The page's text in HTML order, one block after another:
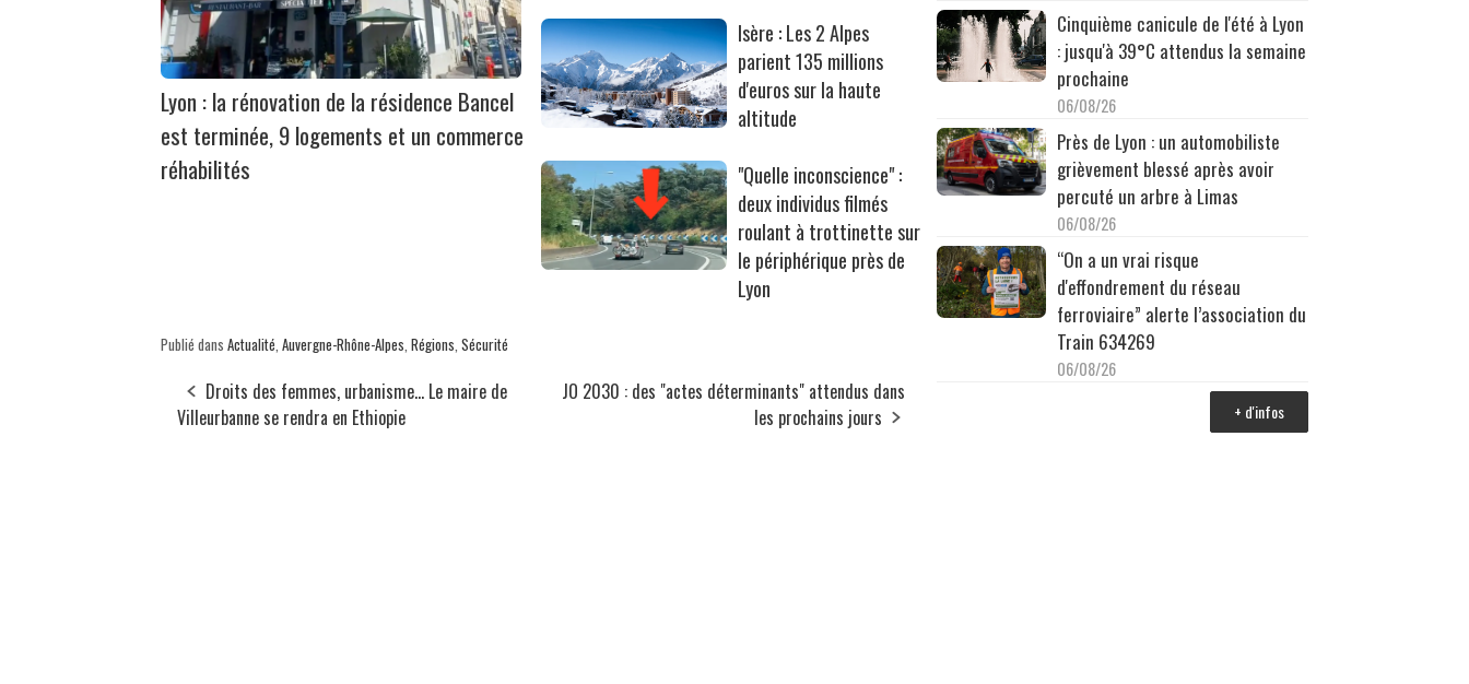
Lyon : la rénovation de la résidence Bancel
est terminée, 9 logements et un commerce
réhabilités
Isère : Les 2 Alpes
parient 135 millions
d'euros sur la haute
altitude
"Quelle inconscience" :
deux individus filmés
roulant à trottinette sur
le périphérique près de
Lyon
Publié dans Actualité Auvergne-Rhône-Alpes Régions Sécurité
Droits des femmes, urbanisme... Le maire de
Villeurbanne se rendra en Ethiopie
JO 2030 : des "actes déterminants" attendus dans
les prochains jours
Cinquième canicule de l'été à Lyon
: jusqu'à 39°C attendus la semaine
prochaine
06/08/26
Près de Lyon : un automobiliste
grièvement blessé après avoir
percuté un arbre à Limas
06/08/26
“On a un vrai risque
d'effondrement du réseau
ferroviaire” alerte l’association du
Train 634269
06/08/26
+ d'infos